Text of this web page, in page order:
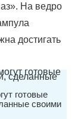
На ведро
достигать
готовые
своими